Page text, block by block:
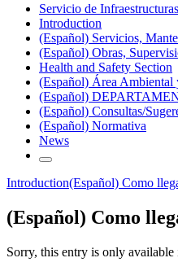
Servicio de Infraestructuras
Introduction
(Español) Servicios,
(Español) Obras,
Health and Safety Section
(Español) Área Ambiental
(Español)
(Español) Consultas/
(Español) Normativa
News
Introduction(Español) Como
(Español) Como
Sorry, this entry is only available